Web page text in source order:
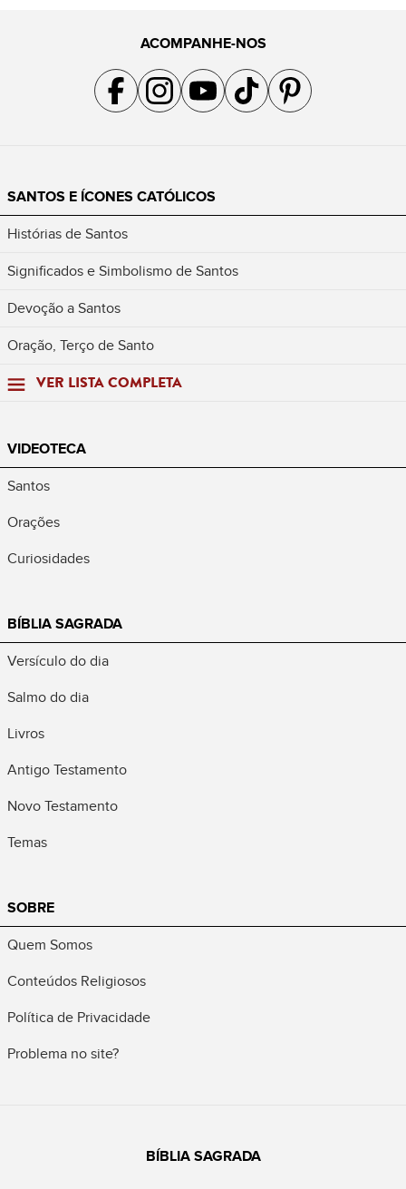
ACOMPANHE-NOS
Acompanhe a gente no Facebook
Acompanhe a gente no Instagram
Acompanhe a gente no YouTube
Acompanhe a gente no TikTok
Acompanhe a gente no
SANTOS E ÍCONES CATÓLICOS
Histórias de Santos
Significados e Simbolismo de Santos
Devoção a Santos
Oração, Terço de Santo
VER LISTA COMPLETA
VIDEOTECA
Santos
Orações
Curiosidades
BÍBLIA SAGRADA
Versículo do dia
Salmo do dia
Livros
Antigo Testamento
Novo Testamento
Temas
SOBRE
Quem Somos
Conteúdos Religiosos
Política de Privacidade
Problema no site?
BÍBLIA SAGRADA